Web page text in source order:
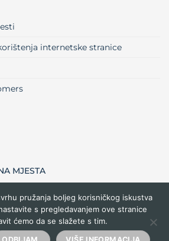
internetske stranice
MJESTA
Maestro Dinners
Club
Credit
Card
Cash
Delivery
pružanja boljeg korisničkog iskustva
s pregledavanjem ove stranice
ćemo da se slažete s tim.